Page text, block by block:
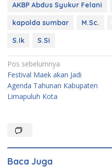
AKBP Abdus Syukur Felani
kapolda sumbar
M.Sc.
S.Ik
S.Si
Navigasi
pos
Pos sebelumnya
Festival Maek akan Jadi
Agenda Tahunan Kabupaten
Limapuluh Kota
Baca Juga